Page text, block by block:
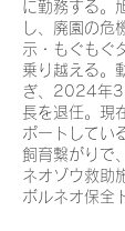
に勤務する。
し、廃園の危
示・もぐもぐ
乗り越える。
ぎ、2024年3
長を退任。現
ポートしてい
飼育繋がりで
ネオゾウ救助
ボルネオ保全